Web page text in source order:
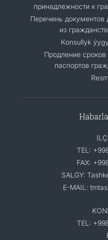
принадлежности к
Перечень документов
из
Кonsullyk
Продление сроков
паспортов
TEL:
FAX:
SALGY:
E-MAIL:
TEL: